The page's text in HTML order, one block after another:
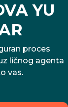
YU
proces
ličnog agenta
vas.